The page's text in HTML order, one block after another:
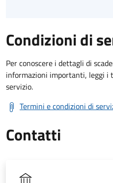
Condizioni di
Per conoscere i dettagli di
informazioni importanti, leggi i
servizio.
Termini e condizioni di
Contatti